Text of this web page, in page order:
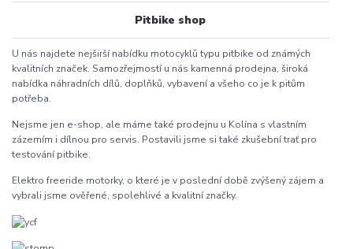
Pitbike shop
U nás najdete nejširší nabídku motocyklů typu pitbike od známých
kvalitních značek. Samozřejmostí u nás kamenná prodejna, široká
nabídka náhradních dílů, doplňků, vybavení a všeho co je k pitům
potřeba.
Nejsme jen e-shop, ale máme také prodejnu u Kolína s vlastním
zázemím i dílnou pro servis. Postavili jsme si také zkušební trať pro
testování pitbike.
Elektro freeride motorky, o které je v poslední době zvýšený zájem a
vybrali jsme ověřené, spolehlivé a kvalitní značky.